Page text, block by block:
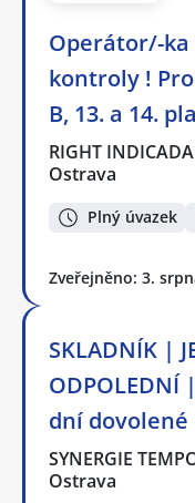
Operátor/-
kontroly !
B, 13. a 14.
RIGHT
Ostrava
Plný úvazek
Zveřejněno: 3.
SKLADNÍK |
ODPOLEDNÍ
dní dovolené
SYNERGIE
Ostrava